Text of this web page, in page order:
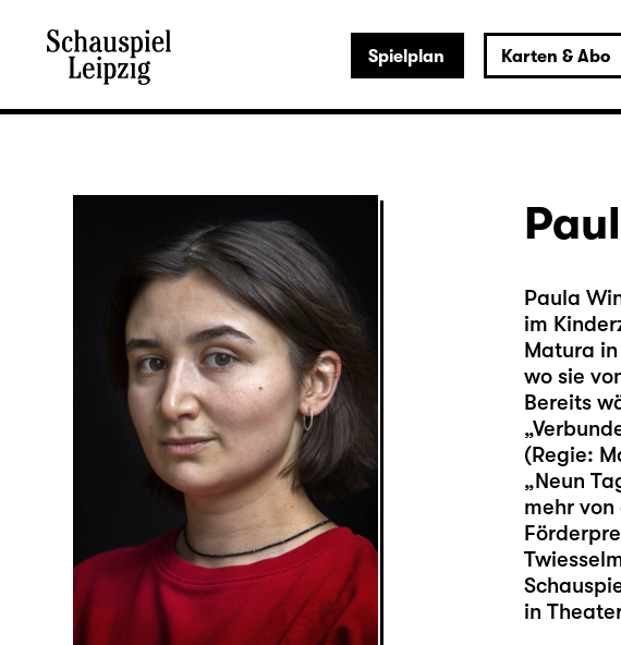
Spielplan Karten & Abo
Paula
im
Matura
wo sie
Bereits
(Regie:
„Neun
mehr
in